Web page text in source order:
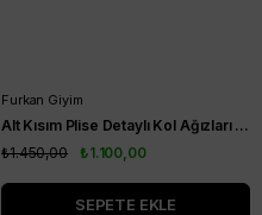
Furkan Giyim
Alt Kısım Plise Detaylı Kol Ağızları Ribanalı Kısa Kol Kurtarıcı Tunik Siyah
₺1.100,00
₺1.450,00
SEPETE EKLE